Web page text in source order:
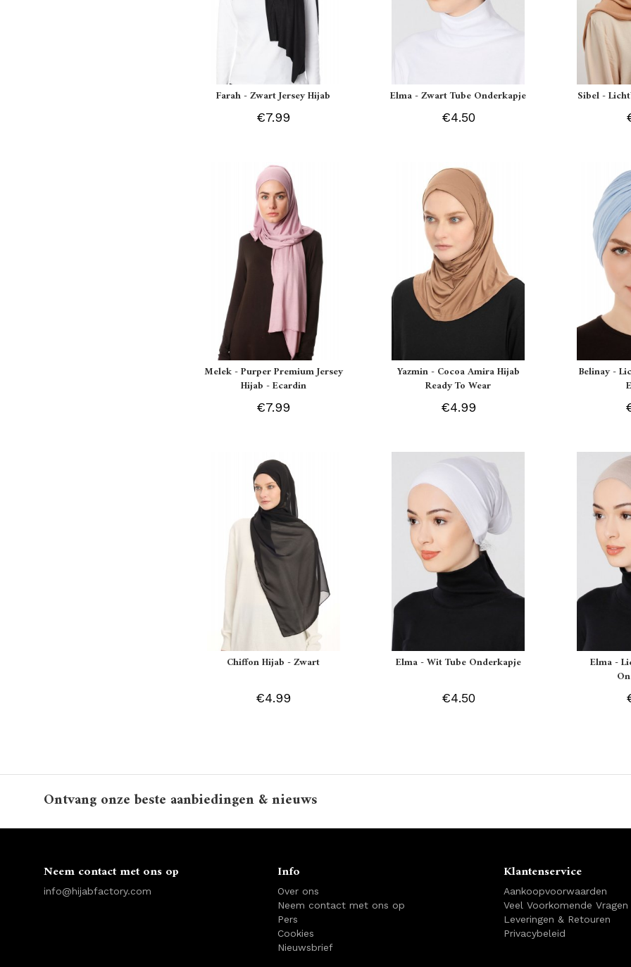
Farah - Zwart Jersey Hijab
€7.99
Elma - Zwart Tube Onderkapje
€4.50
Sibel -
Melek - Purper Premium Jersey
Hijab - Ecardin
€7.99
Yazmin - Cocoa Amira Hijab
Ready To Wear
€4.99
Belinay -
Chiffon Hijab - Zwart
€4.99
Elma - Wit Tube Onderkapje
€4.50
Elma -
Ontvang onze beste aanbiedingen & nieuws
Neem contact met ons op
info@hijabfactory.com
Info
Over ons
Neem contact met ons op
Pers
Cookies
Nieuwsbrief
Klantenservice
Aankoopvoorwaarden
Veel Voorkomende Vragen
Leveringen & Retouren
Privacybeleid